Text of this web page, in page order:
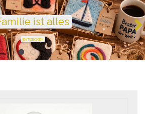
Geburtstag feiern mit Stil
Ballons · Tischdeko · Karten · Zahlen
GEBURTSTAGSDEKO ENTDECKEN